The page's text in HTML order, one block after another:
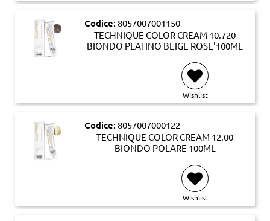
Codice: 8057007001150
TECHNIQUE COLOR CREAM 10.720
BIONDO PLATINO BEIGE ROSE'100ML
Wishlist
Codice: 8057007000122
TECHNIQUE COLOR CREAM 12.00
BIONDO POLARE 100ML
Wishlist